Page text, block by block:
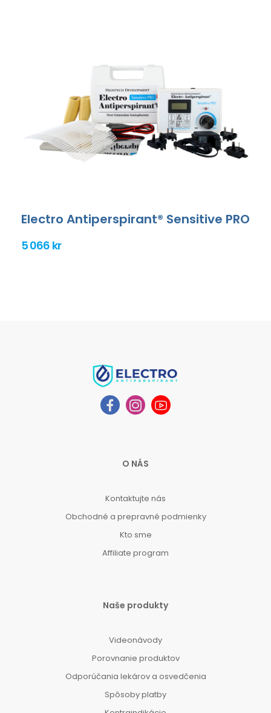
Electro Antiperspirant® Sensitive PRO
5 066 kr
O NÁS
Kontaktujte nás
Obchodné a prepravné podmienky
Kto sme
Affiliate program
Naše produkty
Videonávody
Porovnanie produktov
Odporúčania lekárov a osvedčenia
Spôsoby platby